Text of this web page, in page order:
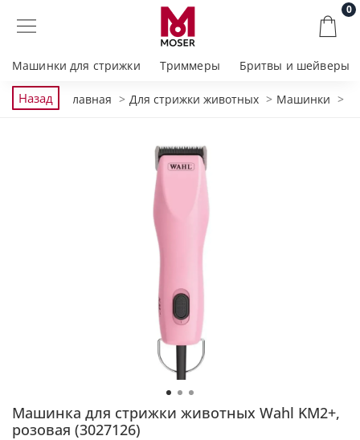
0
Машинки для стрижки Триммеры Бритвы и шейверы
Назад Главная Для стрижки животных Машинки
Машинка для стрижки животных Wahl KM2+,
розовая (3027126)